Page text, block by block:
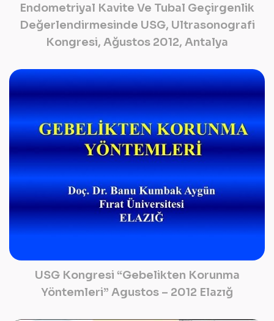
Endometriyal Kavite Ve Tubal Geçirgenlik
Değerlendirmesinde USG, Ultrasonografi
Kongresi, Ağustos 2012, Antalya
USG Kongresi “Gebelikten Korunma
Yöntemleri” Agustos – 2012 Elazığ